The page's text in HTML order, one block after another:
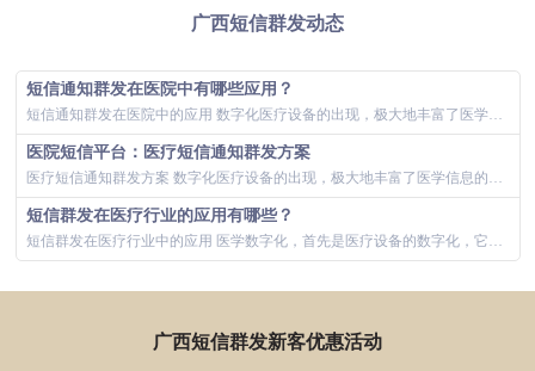
广西短信群发动态
短信通知群发在医院中有哪些应用？
短信通知群发在医院中的应用 数字化医疗设备的出现，极大地丰富了医学信息的内涵和容量。我们所说的数字化医疗设备，即数据采集、处理、存储、传输...
医院短信平台：医疗短信通知群发方案
医疗短信通知群发方案 数字化医疗设备的出现，极大地丰富了医学信息的内涵和容量。数字化医学的基本特点：医疗设备数字化、医疗设备网络化、医院管...
短信群发在医疗行业的应用有哪些？
短信群发在医疗行业中的应用 医学数字化，首先是医疗设备的数字化，它是数字化医疗的基础。手机因特网、大数据、可穿戴设备等新兴技术推动了健康管...
广西短信群发新客优惠活动